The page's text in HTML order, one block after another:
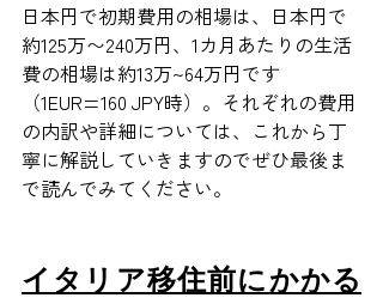
日本円で初期費用の相場は、日本円で
約125万〜240万円、1カ月あたりの生活
費の相場は約13万~64万円です
（1EUR=160 JPY時）。それぞれの費用
の内訳や詳細については、これから丁
寧に解説していきますのでぜひ最後ま
で読んでみてください。
イタリア移住前にかかる